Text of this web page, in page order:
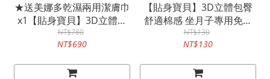
★送美娜多乾濕兩用潔膚巾
x1【貼身寶貝】3D立體包
臀舒適棉感 坐月子專用免
洗褲L-XXL(5件/包x6入)
NT$780
NT$690
【貼身寶貝】3D立體包臀
舒適棉感 坐月子專用免洗
褲L-XXL(5件/包)
NT$130
NT$130